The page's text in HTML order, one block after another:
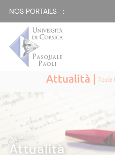
NOS PORTAILS :
Attualità |Toute
ATTUALITÀ |
Attualità